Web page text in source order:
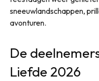
sneeuwlandschappen,
avonturen.
De
Liefde 2026